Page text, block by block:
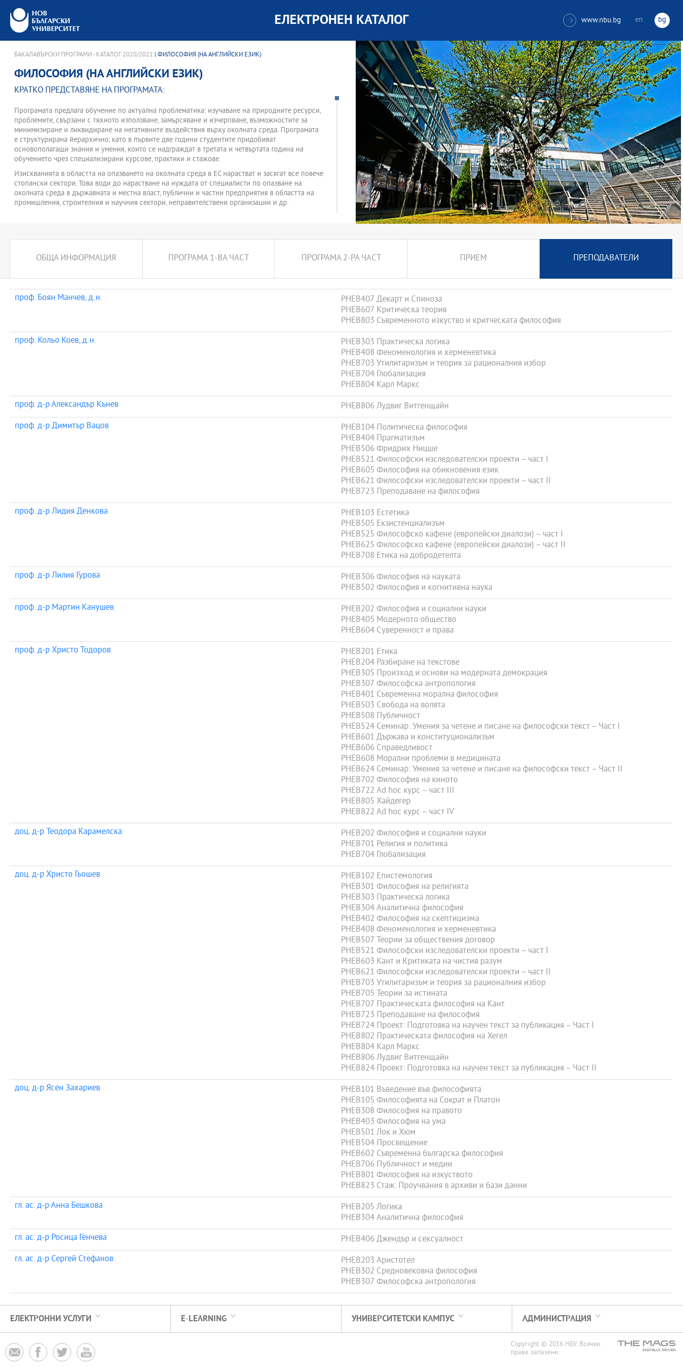
ЕЛЕКТРОНЕН КАТАЛОГ  www.nbu.bg en bg
БАКАЛАВЪРСКИ ПРОГРАМИ - КАТАЛОГ 2020/2021 | ФИЛОСОФИЯ (НА АНГЛИЙСКИ ЕЗИК)
ФИЛОСОФИЯ (НА АНГЛИЙСКИ ЕЗИК)
КРАТКО ПРЕДСТАВЯНЕ НА ПРОГРАМАТА:
Програмата предлага обучение по актуална проблематика: изучаване на природните ресурси,
проблемите, свързани с тяхното използване, замърсяване и изчерпване, възможностите за
минимизиране и ликвидиране на негативните въздействия върху околната среда. Програмата
е структурирана йерархично, като в първите две години студентите придобиват
основополагащи знания и умения, които се надграждат в третата и четвъртата година на
обучението чрез специализирани курсове, практики и стажове.
Изискванията в областта на опазването на околната среда в ЕС нарастват и засягат все повече
стопански сектори. Това води до нарастване на нуждата от специалисти по опазване на
околната среда в държавната и местна власт, публични и частни предприятия в областта на
промишления, строителния и научния сектори, неправителствени организации и др.
природната среда, Математика, Физика, Биология; курсове като Кристалография и
Екологични катастрофи и др. През третата и четвъртата година обучението се организира в
ОБЩА ИНФОРМАЦИЯ ПРОГРАМА 1-ВА ЧАСТ ПРОГРАМА 2-РА ЧАСТ ПРИЕМ ПРЕПОДАВАТЕЛИ
проф. Боян Манчев, д.н.
PHEB407 Декарт и Спиноза
PHEB607 Критическа теория
PHEB803 Съвременното изкуство и критческата философия
проф. Кольо Коев, д.н.
PHEB303 Практическа логика
PHEB408 Феноменология и херменевтика
PHEB703 Утилитаризъм и теория за рационалния избор
PHEB704 Глобализация
PHEB804 Карл Маркс
проф. д-р Александър Кънев
PHEB806 Лудвиг Витгенщайн
проф. д-р Димитър Вацов
PHEB104 Политическа философия
PHEB404 Прагматизъм
PHEB506 Фридрих Ницше
PHEB521 Философски изследователски проекти – част I
PHEB605 Философия на обикновения език
PHEB621 Философски изследователски проекти – част II
PHEB723 Преподаване на философия
проф. д-р Лидия Денкова
PHEB103 Естетика
PHEB505 Екзистенциализъм
PHEB525 Философско кафене (европейски диалози) – част I
PHEB625 Философско кафене (европейски диалози) – част II
PHEB708 Етика на добродетелта
проф. д-р Лилия Гурова
PHEB306 Философия на науката
PHEB502 Философия и когнитивна наука
проф. д-р Мартин Канушев
PHEB202 Философия и социални науки
PHEB405 Модерното общество
PHEB604 Суверенност и права
проф. д-р Христо Тодоров
PHEB201 Етика
PHEB204 Разбиране на текстове
PHEB305 Произход и основи на модерната демокрация
PHEB307 Философска антропология
PHEB401 Съвременна морална философия
PHEB503 Свобода на волята
PHEB508 Публичност
PHEB524 Семинар: Умения за четене и писане на философски текст – Част I
PHEB601 Държава и конституционализъм
PHEB606 Справедливост
PHEB608 Морални проблеми в медицината
PHEB624 Семинар: Умения за четене и писане на философски текст – Част II
PHEB702 Философия на киното
PHEB722 Ad hoc курс – част III
PHEB805 Хайдегер
PHEB822 Ad hoc курс – част IV
доц. д-р Теодора Карамелска
PHEB202 Философия и социални науки
PHEB701 Религия и политика
PHEB704 Глобализация
доц. д-р Христо Гьошев
PHEB102 Епистемология
PHEB301 Философия на религията
PHEB303 Практическа логика
PHEB304 Аналитична философия
PHEB402 Философия на скептицизма
PHEB408 Феноменология и херменевтика
PHEB507 Теории за обществения договор
PHEB521 Философски изследователски проекти – част I
PHEB603 Кант и Критиката на чистия разум
PHEB621 Философски изследователски проекти – част II
PHEB703 Утилитаризъм и теория за рационалния избор
PHEB705 Теории за истината
PHEB707 Практическата философия на Кант
PHEB723 Преподаване на философия
PHEB724 Проект: Подготовка на научен текст за публикация – Част I
PHEB802 Практическата философия на Хегел
PHEB804 Карл Маркс
PHEB806 Лудвиг Витгенщайн
PHEB824 Проект: Подготовка на научен текст за публикация – Част II
доц. д-р Ясен Захариев
PHEB101 Въведение във философията
PHEB105 Философията на Сократ и Платон
PHEB308 Философия на правото
PHEB403 Философия на ума
PHEB501 Лок и Хюм
PHEB504 Просвещение
PHEB602 Съвременна българска философия
PHEB706 Публичност и медии
PHEB801 Философия на изкуството
PHEB823 Стаж: Проучвания в архиви и бази данни
гл. ас. д-р Анна Бешкова
PHEB205 Логика
PHEB304 Аналитична философия
гл. ас. д-р Росица Генчева
PHEB406 Джендър и сексуалност
гл. ас. д-р Сергей Стефанов
PHEB203 Аристотел
PHEB302 Средновековна философия
PHEB307 Философска антропология
ЕЛЕКТРОННИ УСЛУГИ E-LEARNING УНИВЕРСИТЕТСКИ КАМПУС АДМИНИСТРАЦИЯ
   
Copyright © 2016 НБУ. Всички
права запазени.